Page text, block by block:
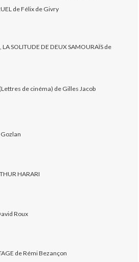
de Félix de Givry
LA SOLITUDE DE DEUX SAMOURAÏS de
de cinéma) de Gilles Jacob
HARARI
Roux
de Rémi Bezançon